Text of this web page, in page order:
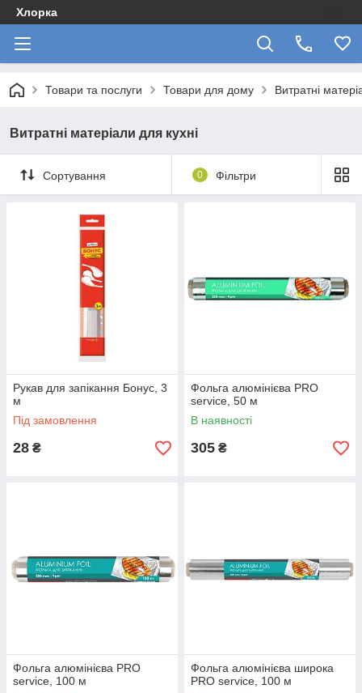
Хлорка
Товари та послуги Товари для дому Витратні
Витратні матеріали для кухні
Сортування 0 Фільтри
Рукав для запікання Бонус, 3
м
Під замовлення
28 ₴
Фольга алюмінієва PRO
service, 50 м
В наявності
305 ₴
Фольга алюмінієва PRO
service, 100 м
Фольга алюмінієва широка
PRO service, 100 м